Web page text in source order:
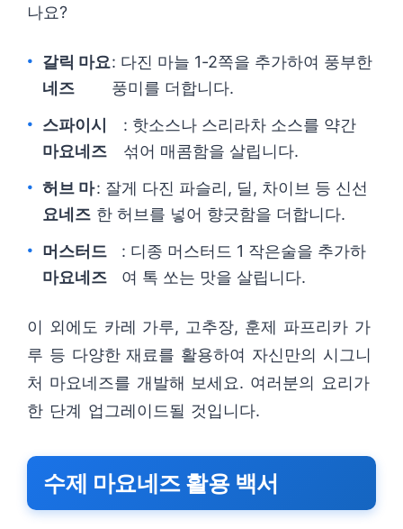
나요?
갈릭 마요
네즈
: 다진 마늘 1-2쪽을 추가하여 풍부한
풍미를 더합니다.
스파이시
마요네즈
: 핫소스나 스리라차 소스를 약간
섞어 매콤함을 살립니다.
허브 마
요네즈
: 잘게 다진 파슬리, 딜, 차이브 등 신선
한 허브를 넣어 향긋함을 더합니다.
머스터드
마요네즈
: 디종 머스터드 1 작은술을 추가하
여 톡 쏘는 맛을 살립니다.
이 외에도 카레 가루, 고추장, 훈제 파프리카 가
루 등 다양한 재료를 활용하여 자신만의 시그니
처 마요네즈를 개발해 보세요. 여러분의 요리가
한 단계 업그레이드될 것입니다.
수제 마요네즈 활용 백서